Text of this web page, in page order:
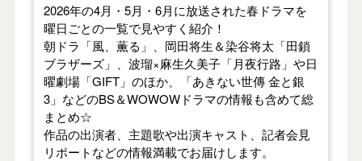
2026年の4月・5月・6月に放送された春ドラマを
曜日ごとの一覧で見やすく紹介！
朝ドラ「風、薫る」、岡田将生＆染谷将太「田鎖
ブラザーズ」、波瑠×麻生久美子「月夜行路」や日
曜劇場「GIFT」のほか、「あきない世傳 金と銀
3」などのBS＆WOWOWドラマの情報も含めて総
まとめ☆
作品の出演者、主題歌や出演キャスト、記者会見
リポートなどの情報満載でお届けします。